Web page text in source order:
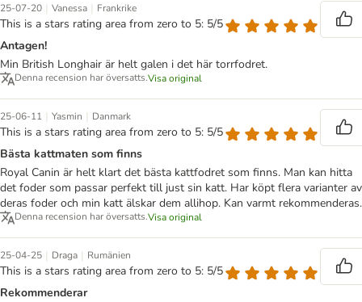
25-07-20 | Vanessa | Frankrike
This is a stars rating area from zero to 5: 5/5
Antagen!
Min British Longhair är helt galen i det här torrfodret.
Denna recension har översatts.Visa original
25-06-11 | Yasmin | Danmark
This is a stars rating area from zero to 5: 5/5
Bästa kattmaten som finns
Royal Canin är helt klart det bästa kattfodret som finns. Man kan hitta
det foder som passar perfekt till just sin katt. Har köpt flera varianter av
deras foder och min katt älskar dem allihop. Kan varmt rekommenderas.
Denna recension har översatts.Visa original
25-04-25 | Draga | Rumänien
This is a stars rating area from zero to 5: 5/5
Rekommenderar